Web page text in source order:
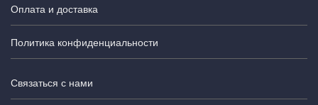
Оплата и доставка
Политика конфиденциальности
Связаться с нами